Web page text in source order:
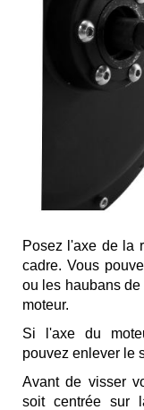
Posez l'axe de la
cadre. Vous
ou les haubans de
moteur.
Si l'axe du
pouvez enlever le
Avant de visser
soit centrée sur